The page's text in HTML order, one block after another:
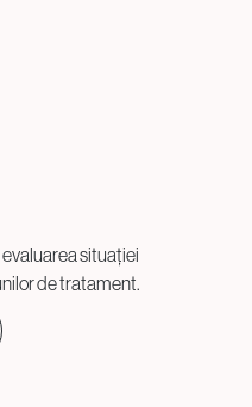
situației
de tratament.